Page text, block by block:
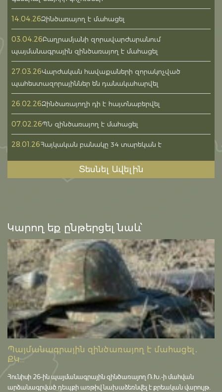
14.04.26Զինծառայող է մահացել
03.04.26Բաղրամյանի զորավարժարանում
պայմանագրային զինծառայող է մահացել
27.03.26Վարժական հավաքաների զորակոչված
պահեստազորայիններ են դանակահարվել
26.02.26Զինծառայողի դի է հայտնաբերվել
07.02.26ՊՆ զինծառայող է մահացել
28.01.26Հայկական բանակը 34 տարեկան է
Տեսնել Ավելին
Կարող եք ընթերցել նաև՝
Պայմանագրային զինծառայող է մահացել․
ՔԿ...
Հունիսի 26-ին պայմանագրային զինծառայող Ռ.Խ.-ի մահվան
արձանագրված դեպքի առթիվ նախաձեռնվել է քրեական վարույթ․